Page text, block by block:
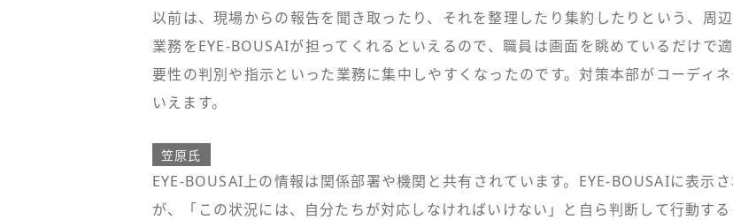
以前は、現場からの報告を聞き取ったり、それを整理したり集約したりという、周
業務をEYE-BOUSAIが担ってくれるといえるので、職員は画面を眺めているだけで
要性の判別や指示といった業務に集中しやすくなったのです。対策本部がコーディ
いえます。
笠原氏
EYE-BOUSAI上の情報は関係部署や機関と共有されています。EYE-BOUSAIに表示
が、「この状況には、自分たちが対応しなければいけない」と自ら判断して行動する